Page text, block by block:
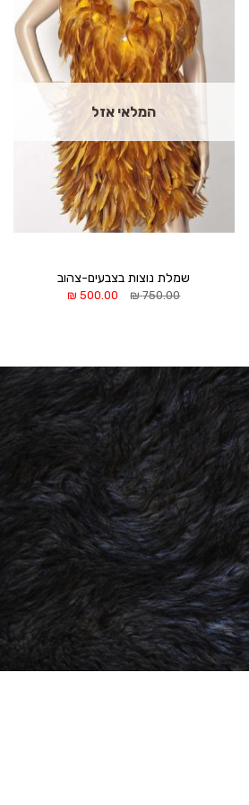
הוסף ל
WISHLIST
המלאי אזל
שמלת נוצות בצבעים-צהוב
750.00
₪
המחיר
500.00
₪המחיר